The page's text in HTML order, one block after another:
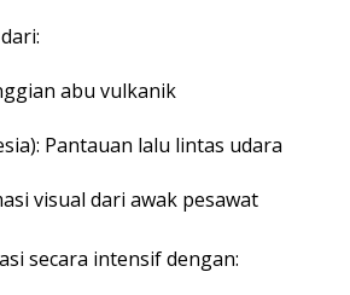
abu vulkanik
Pantauan lalu lintas udara
visual dari awak pesawat
secara intensif dengan: